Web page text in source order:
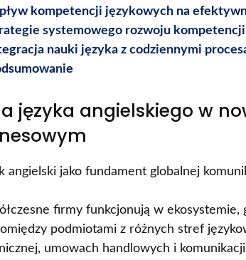
kompetencji językowych na
systemowego rozwoju
nauki języka z codziennymi
języka angielskiego w
angielski jako fundament globalnej
firmy funkcjonują w
podmiotami z różnych stref
umowach handlowych i